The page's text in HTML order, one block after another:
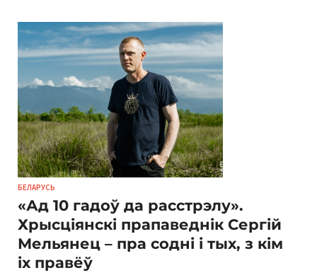
БЕЛАРУСЬ
«Ад 10 гадоў да расстрэлу».
Хрысціянскі прапаведнік Сергій
Мельянец – пра содні і тых, з кім
іх правёў